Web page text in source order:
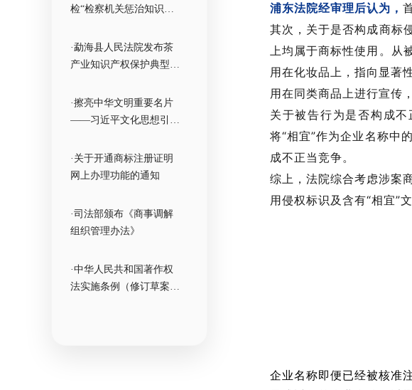
检“检察机关惩治知识产
·勐海县人民法院发布茶
产业知识产权保护典型案
·擦亮中华文明重要名片
——习近平文化思想引领
作壮阔实践
·关于开通商标注册证明
网上办理功能的通知
·司法部颁布《商事调解
组织管理办法》
·中华人民共和国著作权
法实施条例（修订草案征
浦东法院经审理后认为，
其次，关于是否构成商标
上均属于商标性使用。从
用在化妆品上，指向显著
用在同类商品上进行宣传
关于被告行为是否构成
将“相宜”作为企业名称中
成不正当竞争。
综上，法院综合考虑涉案
用侵权标识及含有“相宜”
企业名称即便已经被核准